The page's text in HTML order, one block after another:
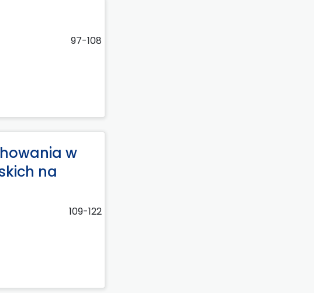
97-108
w
na
109-122